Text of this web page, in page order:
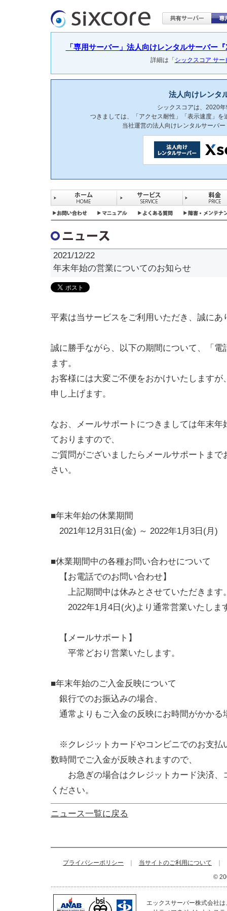
「専用サーバー」法人向けレンタルサーバー
詳細は「 シックスコア サ
法人向けレンタ
シックスコアは、2020
つきましては、「アクセス耐性」「表示速度」
当社運営の法人向けレンタルサーバー
2021/12/22
年末年始の営業についてのお知らせ
平素は当サービスをご利用いただき、誠にあ
誠に勝手ながら、以下の期間について、「電
ます。
お客様には大変ご不便をおかけいたします
申し上げます。
なお、メールサポートにつきましては年末
ておりますので、
ご質問がございましたらメールサポートま
さい。
■年末年始の休業期間
2021年12月31日(金) ～ 2022年1月3日(月)
■休業期間中の各種お問い合わせについて
【お電話でのお問い合わせ】
上記期間中は休みとさせていただきます
2022年1月4日(火)より通常営業いたしま
【メールサポート】
平常どおり営業いたします。
■年末年始のご入金反映について
銀行でのお振込みの場合、
通常よりもご入金の反映にお時間がかかる
※クレジットカードやコンビニでのお支払
数時間でご入金が反映されますので、
お急ぎの場合はクレジットカード決済、
ください。
ニュース一覧に戻る
プライバシーポリシー 当サイトのご利用について
©
エックスサーバー株式会社